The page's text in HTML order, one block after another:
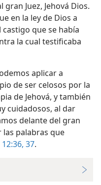
Juez, Jehová Dios.
en la ley de Dios a
que se había
la cual testificaba
aplicar a
de ser celosos por la
de Jehová, y también
cuidadosos, al dar
delante del gran
las palabras que
37.